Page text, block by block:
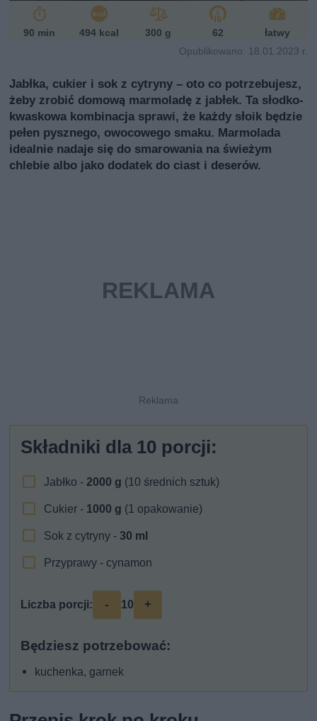
90 min 494 kcal 300 g 62
łatwy
Opublikowano: 18.01.2023 r.
Jabłka, cukier i sok z cytryny – oto co potrzebujesz,
żeby zrobić domową marmoladę z jabłek. Ta słodko-
kwaskowa kombinacja sprawi, że każdy słoik będzie
pełen pysznego, owocowego smaku. Marmolada
idealnie nadaje się do smarowania na świeżym
chlebie albo jako dodatek do ciast i deserów.
Składniki dla 10 porcji:
Jabłko -2000 g (10 średnich sztuk)
Cukier - 1000 g (1 opakowanie)
Sok z cytryny -30 ml
Przyprawy - cynamon
Liczba porcji: - 10 +
Będziesz potrzebować:
kuchenka, garnek